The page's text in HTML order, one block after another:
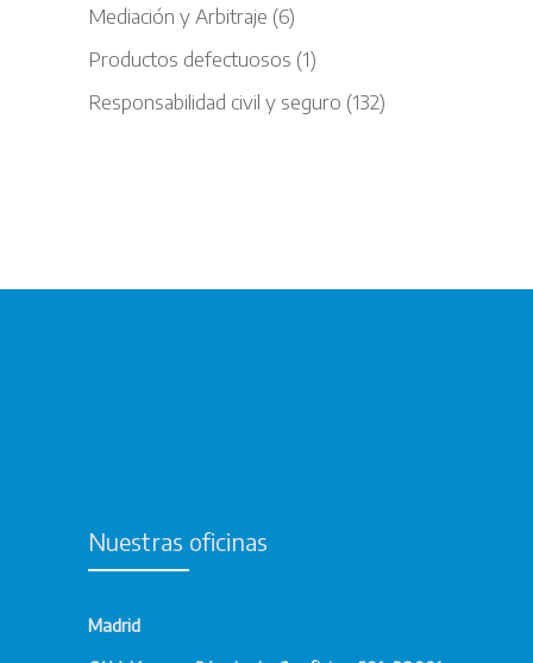
Mediación y Arbitraje (6)
Productos defectuosos (1)
Responsabilidad civil y seguro (132)
Nuestras oficinas
Madrid